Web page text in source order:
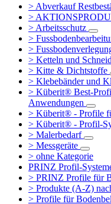
> Abverkauf
>
> Arbeitsschutz
>
>
> Ketteln und
> Kitte & Dichtstoffe
> Klebebänder und
> Küberit® Best-
Anwendungen
> Küberit® - Profile
> Küberit® - Profil-
> Malerbedarf
> Messgeräte
> ohne Kategorie
PRINZ Profil-
> PRINZ Profile für
> Produkte (A-Z)
> Profile für